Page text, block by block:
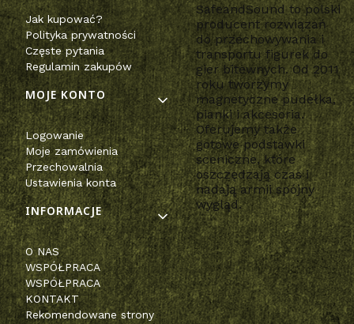
Jak kupować?
Polityka prywatności
Częste pytania
Regulamin zakupów
MOJE KONTO
Logowanie
Moje zamówienia
Przechowalnia
Ustawienia konta
INFORMACJE
O NAS
WSPÓŁPRACA
WSPÓŁPRACA
KONTAKT
Rekomendowane strony
SafeandSound to polski
producent rozwiązań
do przechowywania i
transportu figurek do
gier bitewnych. Od 2011
roku tworzymy
magnetyczne pudełka,
pianki i akcesoria.
Oferujemy także
gotowe podstawki
sceniczne, które
oszczędzają czas i
nadają armii spójny
wygląd.